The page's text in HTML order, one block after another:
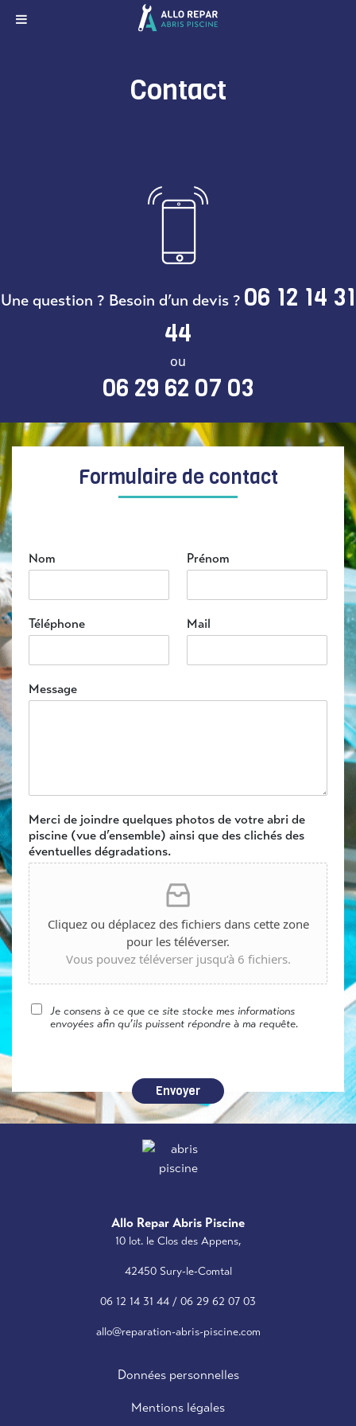
Contact
Une question ? Besoin d’un devis ? 06 12 14 31
44
ou
06 29 62 07 03
Formulaire de contact
Nom Prénom
Téléphone Mail
Message
Merci de joindre quelques photos de votre abri de
piscine (vue d’ensemble) ainsi que des clichés des
éventuelles dégradations.
Cliquez ou déplacez des fichiers dans cette zone
pour les téléverser.
Vous pouvez téléverser jusqu’à 6 fichiers.
Je consens à ce que ce site stocke mes informations
envoyées afin qu’ils puissent répondre à ma requête.
Envoyer
Allo Repar Abris Piscine
10 lot. le Clos des Appens,
42450 Sury-le-Comtal
06 12 14 31 44 / 06 29 62 07 03
allo@reparation-abris-piscine.com
Données personnelles
Mentions légales